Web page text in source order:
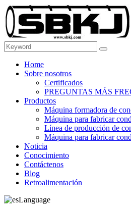
Home
Sobre nosotros
Certificados
PREGUNTAS MÁS
Productos
Máquina formadora de
Máquina para fabricar
Línea de producción de
Máquina para fabricar
Noticia
Conocimiento
Contáctenos
Blog
Retroalimentación
Language